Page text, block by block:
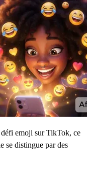
emoji sur TikTok, ce
se distingue par des